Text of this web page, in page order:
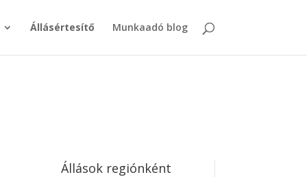
Állásértesítő Munkaadó blog
Állások regiónként